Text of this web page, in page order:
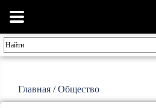
Главная /Общество